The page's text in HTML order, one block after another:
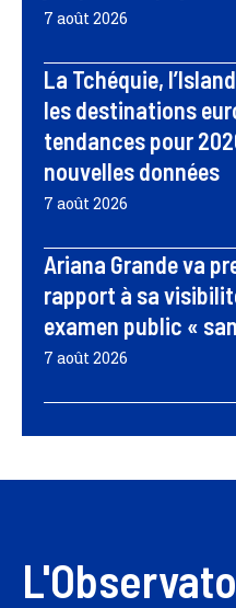
7 août 2026
La Tchéquie,
les destinations
tendances pour
nouvelles données
7 août 2026
Ariana Grande va
rapport à sa
examen public «
7 août 2026